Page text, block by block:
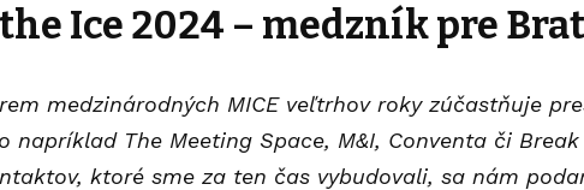
Ice 2024 – medzník pre
medzinárodných MICE veľtrhov roky zúčastňuje
napríklad The Meeting Space, M&I, Conventa či
ktoré sme za ten čas vybudovali, sa nám